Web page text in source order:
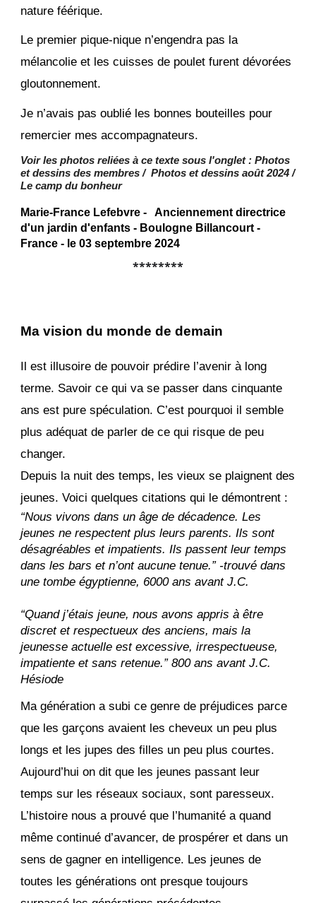
nature féérique.
Le premier pique-nique n’engendra pas la
mélancolie et les cuisses de poulet furent dévorées
gloutonnement.
Je n’avais pas oublié les bonnes bouteilles pour
remercier mes accompagnateurs.
Voir les photos reliées à ce texte sous l'onglet : Photos
et dessins des membres / Photos et dessins août 2024 /
Le camp du bonheur
Marie-France Lefebvre - Anciennement directrice
d'un jardin d'enfants - Boulogne Billancourt -
France - le 03 septembre 2024
********
Ma vision du monde de demain
Il est illusoire de pouvoir prédire l’avenir à long
terme. Savoir ce qui va se passer dans cinquante
ans est pure spéculation. C’est pourquoi il semble
plus adéquat de parler de ce qui risque de peu
changer.
Depuis la nuit des temps, les vieux se plaignent des
jeunes. Voici quelques citations qui le démontrent :
“Nous vivons dans un âge de décadence. Les
jeunes ne respectent plus leurs parents. Ils sont
désagréables et impatients. Ils passent leur temps
dans les bars et n’ont aucune tenue.” -trouvé dans
une tombe égyptienne, 6000 ans avant J.C.
“Quand j’étais jeune, nous avons appris à être
discret et respectueux des anciens, mais la
jeunesse actuelle est excessive, irrespectueuse,
impatiente et sans retenue.” 800 ans avant J.C.
Hésiode
Ma génération a subi ce genre de préjudices parce
que les garçons avaient les cheveux un peu plus
longs et les jupes des filles un peu plus courtes.
Aujourd’hui on dit que les jeunes passant leur
temps sur les réseaux sociaux, sont paresseux.
L’histoire nous a prouvé que l’humanité a quand
même continué d’avancer, de prospérer et dans un
sens de gagner en intelligence. Les jeunes de
toutes les générations ont presque toujours